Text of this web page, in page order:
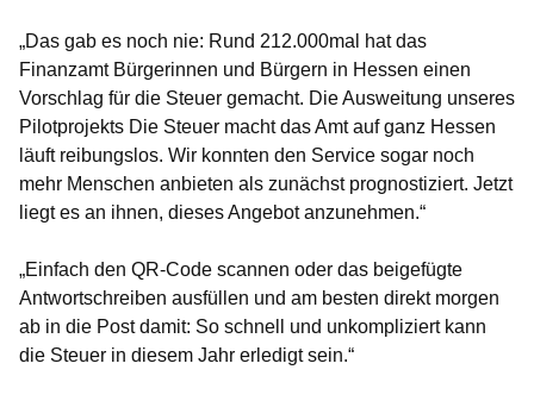
„Das gab es noch nie: Rund 212.000mal hat das
Finanzamt Bürgerinnen und Bürgern in Hessen einen
Vorschlag für die Steuer gemacht. Die Ausweitung unseres
Pilotprojekts Die Steuer macht das Amt auf ganz Hessen
läuft reibungslos. Wir konnten den Service sogar noch
mehr Menschen anbieten als zunächst prognostiziert. Jetzt
liegt es an ihnen, dieses Angebot anzunehmen.“
„Einfach den QR-Code scannen oder das beigefügte
Antwortschreiben ausfüllen und am besten direkt morgen
ab in die Post damit: So schnell und unkompliziert kann
die Steuer in diesem Jahr erledigt sein.“